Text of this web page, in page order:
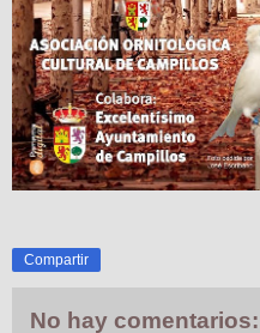
Compartir
No hay comentarios: